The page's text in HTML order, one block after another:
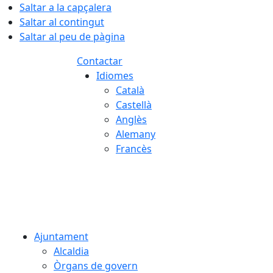
Saltar a la capçalera
Saltar al contingut
Saltar al peu de pàgina
Contactar
Idiomes
Català
Castellà
Anglès
Alemany
Francès
Ajuntament
Alcaldia
Òrgans de govern